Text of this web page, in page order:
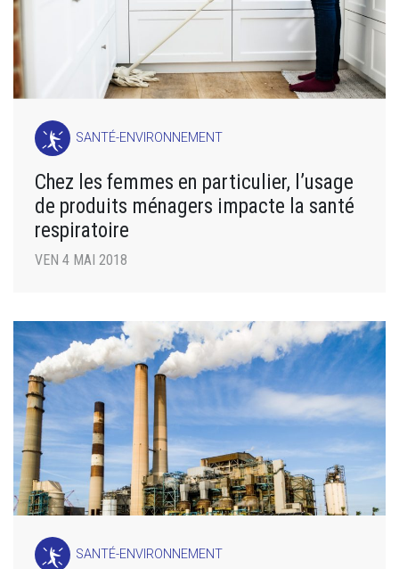
SANTÉ-ENVIRONNEMENT
Chez les femmes en particulier, l’usage
de produits ménagers impacte la santé
respiratoire
VEN 4 MAI 2018
SANTÉ-ENVIRONNEMENT